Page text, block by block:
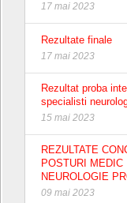
17 mai 2023
Rezultate finale
17 mai 2023
Rezultat proba
specialisti
15 mai 2023
REZULTATE
POSTURI MEDIC
NEUROLOGIE
09 mai 2023